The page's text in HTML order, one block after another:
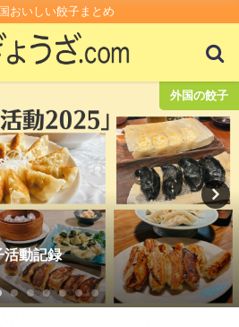
おいしい餃子まとめ
コンビニ・スーパー
円で最強においしいって知って